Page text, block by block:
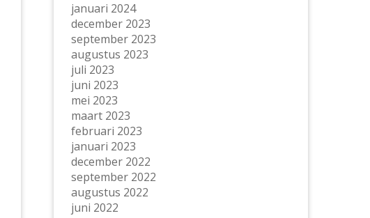
januari 2024
december 2023
september 2023
augustus 2023
juli 2023
juni 2023
mei 2023
maart 2023
februari 2023
januari 2023
december 2022
september 2022
augustus 2022
juni 2022